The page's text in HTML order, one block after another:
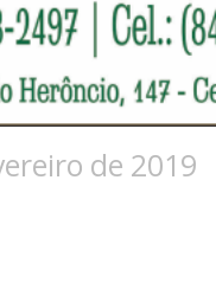
de 2019